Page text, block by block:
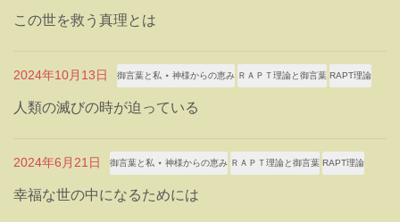
この世を救う真理とは
2024年10月13日 御言葉と私 ⋆ 神様からの恵み ＲＡＰＴ理論と御言葉 RAPT理論
人類の滅びの時が迫っている
2024年6月21日 御言葉と私 ⋆ 神様からの恵み ＲＡＰＴ理論と御言葉 RAPT理論
幸福な世の中になるためには